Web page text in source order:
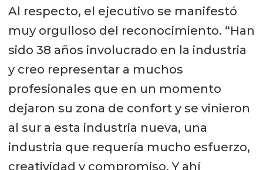
Al respecto, el ejecutivo se manifestó
muy orgulloso del reconocimiento. “Han
sido 38 años involucrado en la industria
y creo representar a muchos
profesionales que en un momento
dejaron su zona de confort y se vinieron
al sur a esta industria nueva, una
industria que requería mucho esfuerzo,
creatividad y compromiso. Y ahí